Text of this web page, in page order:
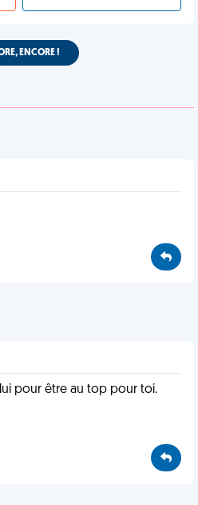
ENCORE !
pour être au top pour toi.